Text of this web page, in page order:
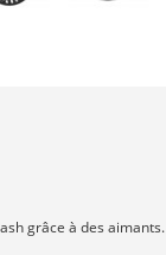
grâce à des aimants.